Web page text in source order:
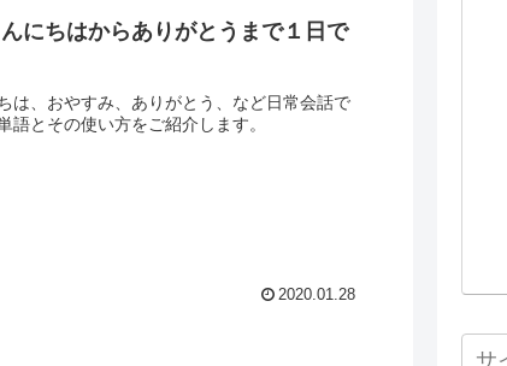
にちはからありがとうまで１日で
は、おやすみ、ありがとう、など日常会話で
語とその使い方をご紹介します。
2020.01.28